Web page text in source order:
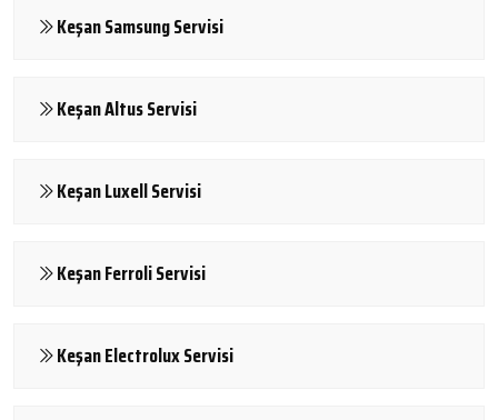
Keşan Samsung Servisi
Keşan Altus Servisi
Keşan Luxell Servisi
Keşan Ferroli Servisi
Keşan Electrolux Servisi